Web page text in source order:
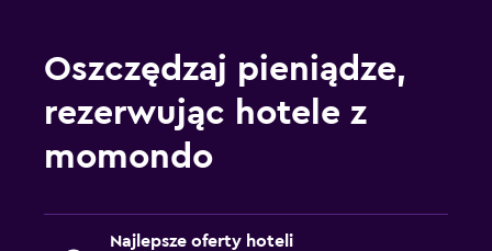
Oszczędzaj pieniądze,
rezerwując hotele z
momondo
Najlepsze oferty hoteli